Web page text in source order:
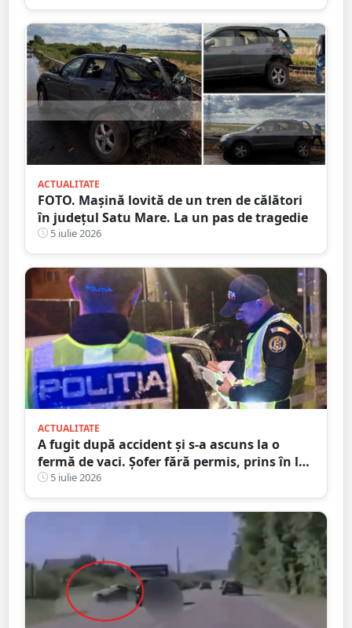
ACTUALITATE
FOTO. Mașină lovită de un tren de călători
în județul Satu Mare. La un pas de tragedie
5 iulie 2026
ACTUALITATE
A fugit după accident și s-a ascuns la o
fermă de vaci. Șofer fără permis, prins în la
Satu Mare
5 iulie 2026